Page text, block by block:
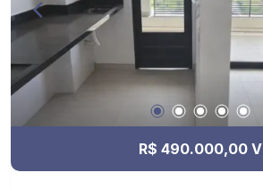
R$ 490.000,00 V